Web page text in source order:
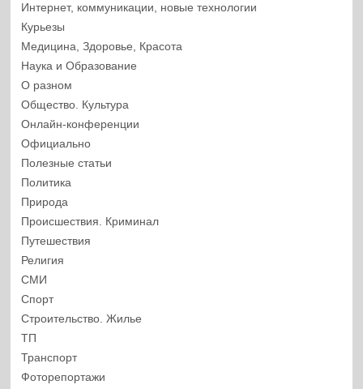
Интернет, коммуникации, новые технологии
Курьезы
Медицина, Здоровье, Красота
Наука и Образование
О разном
Общество. Культура
Онлайн-конференции
Официально
Полезные статьи
Политика
Природа
Происшествия. Криминал
Путешествия
Религия
СМИ
Спорт
Строительство. Жилье
ТП
Транспорт
Фоторепортажи